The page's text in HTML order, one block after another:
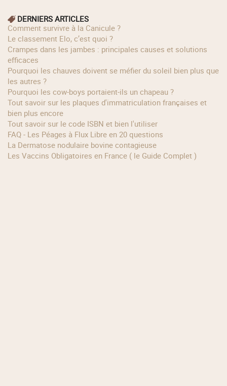
DERNIERS ARTICLES
Comment survivre à la Canicule ?
Le classement Elo, c’est quoi ?
Crampes dans les jambes : principales causes et solutions
efficaces
Pourquoi les chauves doivent se méfier du soleil bien plus que
les autres ?
Pourquoi les cow‑boys portaient‑ils un chapeau ?
Tout savoir sur les plaques d'immatriculation françaises et
bien plus encore
Tout savoir sur le code ISBN et bien l'utiliser
FAQ - Les Péages à Flux Libre en 20 questions
La Dermatose nodulaire bovine contagieuse
Les Vaccins Obligatoires en France ( le Guide Complet )